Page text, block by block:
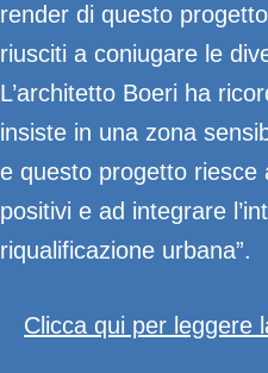
render di questo
riusciti a coniugare le
L’architetto Boeri ha
insiste in una zona
e questo progetto riesce
positivi e ad integrare
riqualificazione urbana”.
Clicca qui per leggere